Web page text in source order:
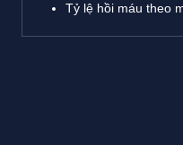
Tỷ lệ hồi máu theo